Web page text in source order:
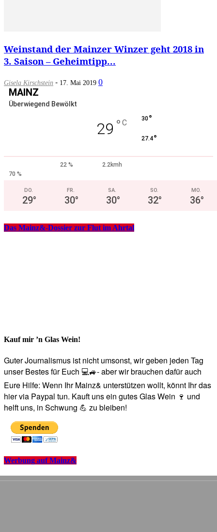
Weinstand der Mainzer Winzer geht 2018 in
3. Saison – Geheimtipp...
Gisela Kirschstein - 17. Mai 2019 0
MAINZ
Überwiegend Bewölkt
29 ° C 30°
27.4°
22 %
2.2kmh
70 %
DO.
29°
FR.
30°
SA.
30°
SO.
32°
MO.
36°
Das Mainz&-Dossier zur Flut im Ahrtal
Kauf mir ’n Glas Wein!
Guter Journalismus ist nicht umsonst, wir geben jeden Tag
unser Bestes für Euch 💻🚙- aber wir brauchen dafür auch
Eure Hilfe: Wenn Ihr Mainz& unterstützen wollt, könnt Ihr das
hier via Paypal tun. Kauft uns ein gutes Glas Wein 🍷 und
helft uns, in Schwung 💪 zu bleiben!
Werbung auf Mainz&